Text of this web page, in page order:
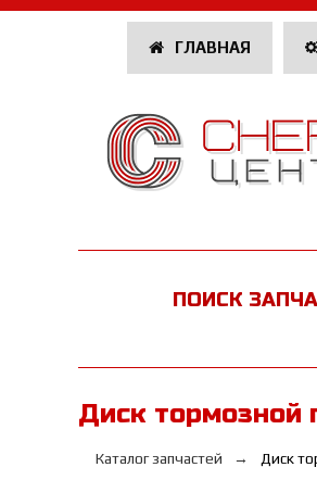
ГЛАВНАЯ
ПОИСК
Диск тормозной
Каталог запчастей Диск